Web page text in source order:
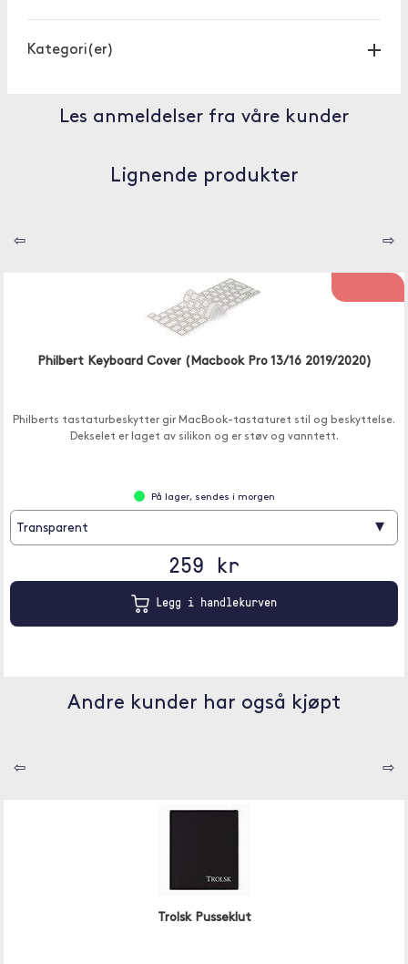
Kategori(er)
Les anmeldelser fra våre kunder
Lignende produkter
⇦ ⇨
Philbert Keyboard Cover (Macbook Pro 13/16 2019/2020)
Philberts tastaturbeskytter gir MacBook-tastaturet stil og beskyttelse.
Dekselet er laget av silikon og er støv og vanntett.
På lager, sendes i morgen
Transparent ▾
259 kr
Legg i handlekurven
Andre kunder har også kjøpt
⇦ ⇨
Trolsk Pusseklut